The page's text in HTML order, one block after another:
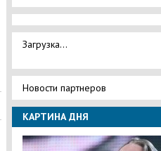
Загрузка...
Новости партнеров
КАРТИНА ДНЯ